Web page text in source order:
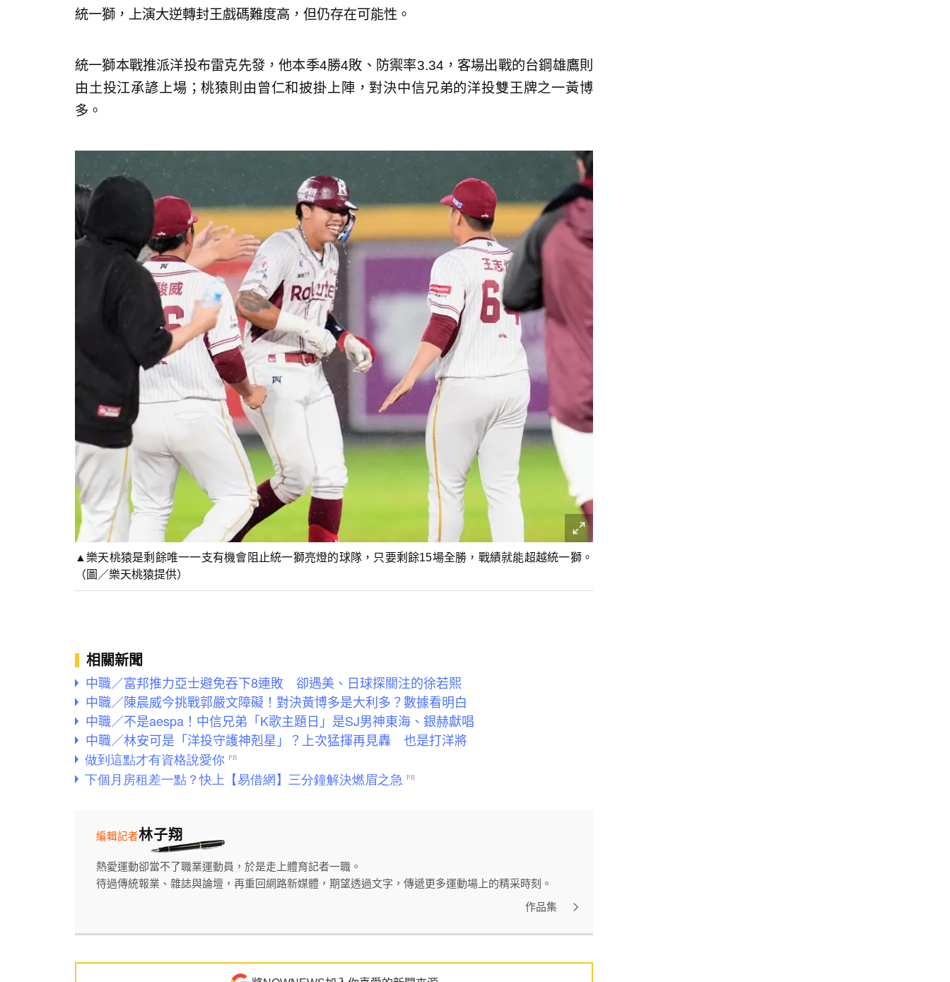
統一獅，上演大逆轉封王戲碼難度高，但仍存在可能性。
統一獅本戰推派洋投布雷克先發，他本季4勝4敗、防禦率3.34，客場出戰的台鋼雄鷹則
由土投江承諺上場；桃猿則由曾仁和披掛上陣，對決中信兄弟的洋投雙王牌之一黃博
多。
▲樂天桃猿是剩餘唯一一支有機會阻止統一獅亮燈的球隊，只要剩餘15場全勝，戰績就能超越統一獅。
（圖／樂天桃猿提供）
相關新聞
中職／富邦推力亞士避免吞下8連敗 卻遇美、日球探關注的徐若熙
中職／陳晨威今挑戰郭嚴文障礙！對決黃博多是大利多？數據看明白
中職／不是aespa！中信兄弟「K歌主題日」是SJ男神東海、銀赫獻唱
中職／林安可是「洋投守護神剋星」？上次猛揮再見轟 也是打洋將
林子翔
編輯記者
熱愛運動卻當不了職業運動員，於是走上體育記者一職。
待過傳統報業、雜誌與論壇，再重回網路新媒體，期望透過文字，傳遞更多運動場上的精采時刻。
作品集